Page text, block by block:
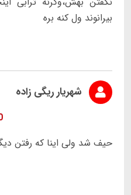
بیرانوند ول کنه بره
شهریار ریگی زاده
حیف شد ولی اینا که رفتن